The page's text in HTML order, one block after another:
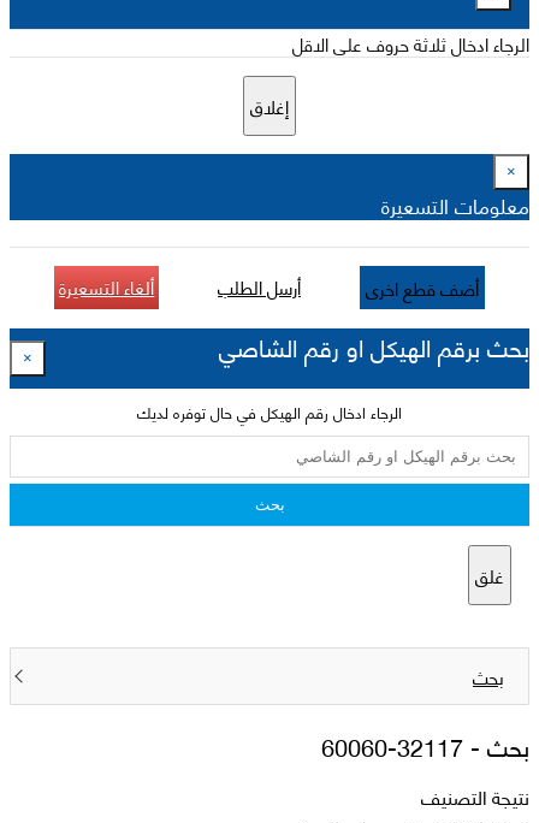
الرجاء ادخال ثلاثة حروف على الاقل
إغلاق
×
معلومات التسعيرة
أضف قطع اخرى أرسل الطلب ألغاء التسعيرة
بحث برقم الهيكل او رقم الشاصي ×
الرجاء ادخال رقم الهيكل في حال توفره لديك
بحث
غلق
بحث
بحث -32117-60060
نتيجة التصنيف